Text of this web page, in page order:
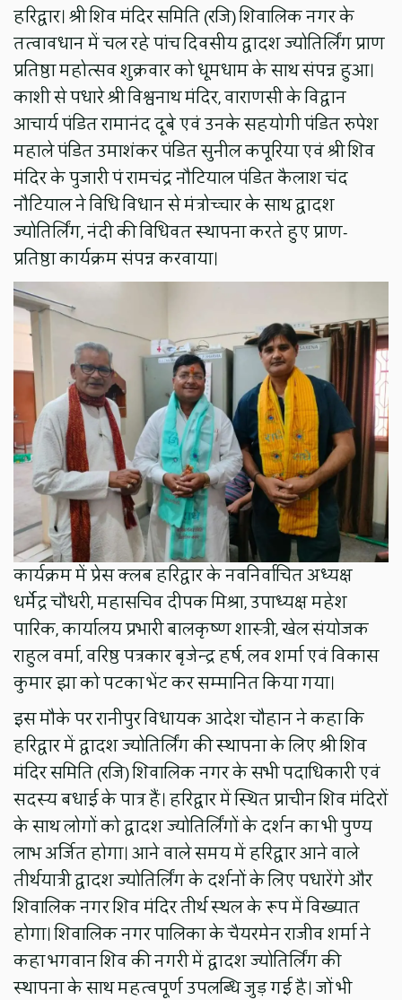
हरिद्वार।‌ श्री शिव मंदिर समिति (रजि) शिवालिक नगर के
तत्वावधान में चल रहे पांच दिवसीय द्वादश ज्योतिर्लिंग प्राण
प्रतिष्ठा महोत्सव शुक्रवार को धूमधाम के साथ संपन्न हुआ।
काशी से पधारे श्री विश्वनाथ मंदिर, वाराणसी के विद्वान
आचार्य पंडित रामानंद दूबे एवं उनके सहयोगी पंडित रुपेश
महाले पंडित उमाशंकर पंडित सुनील कपूरिया एवं श्री शिव
मंदिर के पुजारी पं रामचंद्र नौटियाल पंडित कैलाश चंद
नौटियाल ने विधि विधान से मंत्रोच्चार के साथ द्वादश
ज्योतिर्लिंग, नंदी की विधिवत स्थापना करते हुए प्राण-
प्रतिष्ठा कार्यक्रम संपन्न करवाया।
कार्यक्रम में प्रेस क्लब हरिद्वार के नवनिर्वाचित अध्यक्ष
धर्मेंद्र चौधरी, महासचिव दीपक मिश्रा, उपाध्यक्ष महेश
पारिक, कार्यालय प्रभारी बालकृष्ण शास्त्री, खेल संयोजक
राहुल वर्मा, वरिष्ठ पत्रकार बृजेन्द्र हर्ष, लव शर्मा एवं विकास
कुमार झा को पटका भेंट कर सम्मानित किया गया।
इस मौके पर रानीपुर विधायक आदेश चौहान ने कहा कि
हरिद्वार में द्वादश ज्योतिर्लिंग की स्थापना के लिए श्री शिव
मंदिर समिति (रजि) शिवालिक नगर के सभी पदाधिकारी एवं
सदस्य बधाई के पात्र हैं। हरिद्वार में स्थित प्राचीन शिव मंदिरों
के साथ लोगों को द्वादश ज्योतिर्लिंगों के दर्शन का भी पुण्य
लाभ अर्जित होगा। आने वाले समय में हरिद्वार आने वाले
तीर्थयात्री द्वादश ज्योतिर्लिंग के दर्शनों के लिए पधारेंगे और
शिवालिक नगर शिव मंदिर तीर्थ स्थल के रूप में विख्यात
होगा। शिवालिक नगर पालिका के चैयरमेन राजीव शर्मा ने
कहा भगवान शिव की नगरी में द्वादश ज्योतिर्लिंग की
स्थापना के साथ महत्वपूर्ण उपलब्धि जुड़ गई है। जों भी